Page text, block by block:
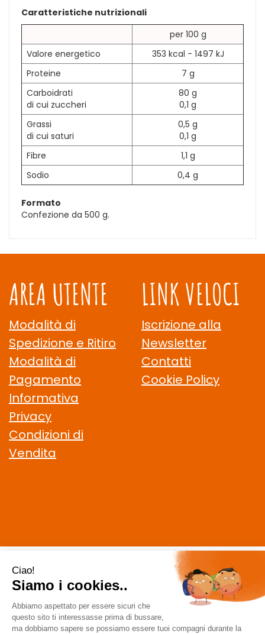
Caratteristiche nutrizionali
per 100 g
Valore energetico
353 kcal - 1497 kJ
Proteine
7 g
Carboidrati
di cui zuccheri
80 g
0,1 g
Grassi
di cui saturi
0,5 g
0,1 g
Fibre
1,1 g
Sodio
0,4 g
Formato
Confezione da 500 g.
AREA UTENTE
Modalità di
Spedizione e Ritiro
Modalità di
Pagamento
Informativa
Privacy
Condizioni di
Vendita
LINK VELOCI
Iscrizione alla
Newsletter
Contatti
Cookie Policy
CELIACHIAMO.COM SRL
- VIA DELLA MAGLIANA, 183 00146
Roma (RM)
staff @ celiachiamo.com
| Tel.: 065506174| P.Iva:
10901621002 | Numero R.E.A.: 1212664